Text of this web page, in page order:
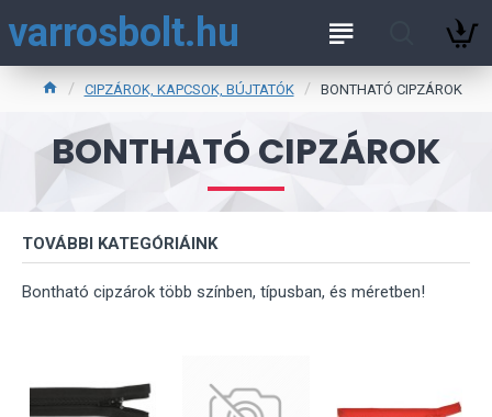
varrosbolt.hu
CIPZÁROK, KAPCSOK, BÚJTATÓK BONTHATÓ CIPZÁROK
BONTHATÓ CIPZÁROK
TOVÁBBI KATEGÓRIÁINK
Bontható cipzárok több színben, típusban, és méretben!